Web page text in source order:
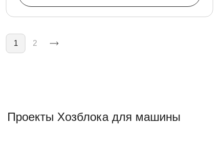
Нумерация страниц
1 2
Проекты Хозблока для машины